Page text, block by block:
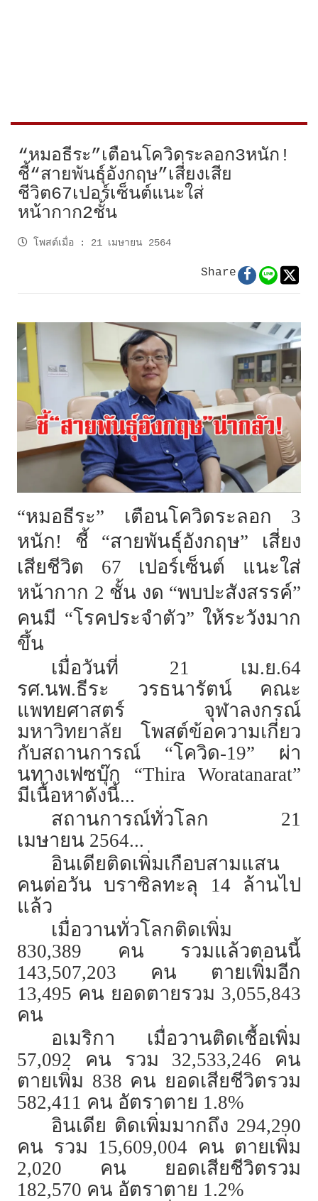
“หมอธีระ”เตือนโควิดระลอก3หนัก!
ชี้“สายพันธุ์อังกฤษ”เสี่ยงเสีย
ชีวิต67เปอร์เซ็นต์แนะใส่
หน้ากาก2ชั้น
โพสต์เมื่อ : 21 เมษายน 2564
Share
“หมอธีระ” เตือนโควิดระลอก 3
หนัก! ชี้ “สายพันธุ์อังกฤษ” เสี่ยง
เสียชีวิต 67 เปอร์เซ็นต์ แนะใส่
หน้ากาก 2 ชั้น งด “พบปะสังสรรค์”
คนมี “โรคประจำตัว” ให้ระวังมาก
ขึ้น
เมื่อวันที่ 21 เม.ย.64
รศ.นพ.ธีระ วรธนารัตน์ คณะ
แพทยศาสตร์ จุฬาลงกรณ์
มหาวิทยาลัย โพสต์ข้อความเกี่ยว
กับสถานการณ์ “โควิด-19” ผ่า
นทางเฟซบุ๊ก “Thira Woratanarat”
มีเนื้อหาดังนี้...
สถานการณ์ทั่วโลก 21
เมษายน 2564...
อินเดียติดเพิ่มเกือบสามแสน
คนต่อวัน บราซิลทะลุ 14 ล้านไป
แล้ว
เมื่อวานทั่วโลกติดเพิ่ม
830,389 คน รวมแล้วตอนนี้
143,507,203 คน ตายเพิ่มอีก
13,495 คน ยอดตายรวม 3,055,843
คน
อเมริกา เมื่อวานติดเชื้อเพิ่ม
57,092 คน รวม 32,533,246 คน
ตายเพิ่ม 838 คน ยอดเสียชีวิตรวม
582,411 คน อัตราตาย 1.8%
อินเดีย ติดเพิ่มมากถึง 294,290
คน รวม 15,609,004 คน ตายเพิ่ม
2,020 คน ยอดเสียชีวิตรวม
182,570 คน อัตราตาย 1.2%